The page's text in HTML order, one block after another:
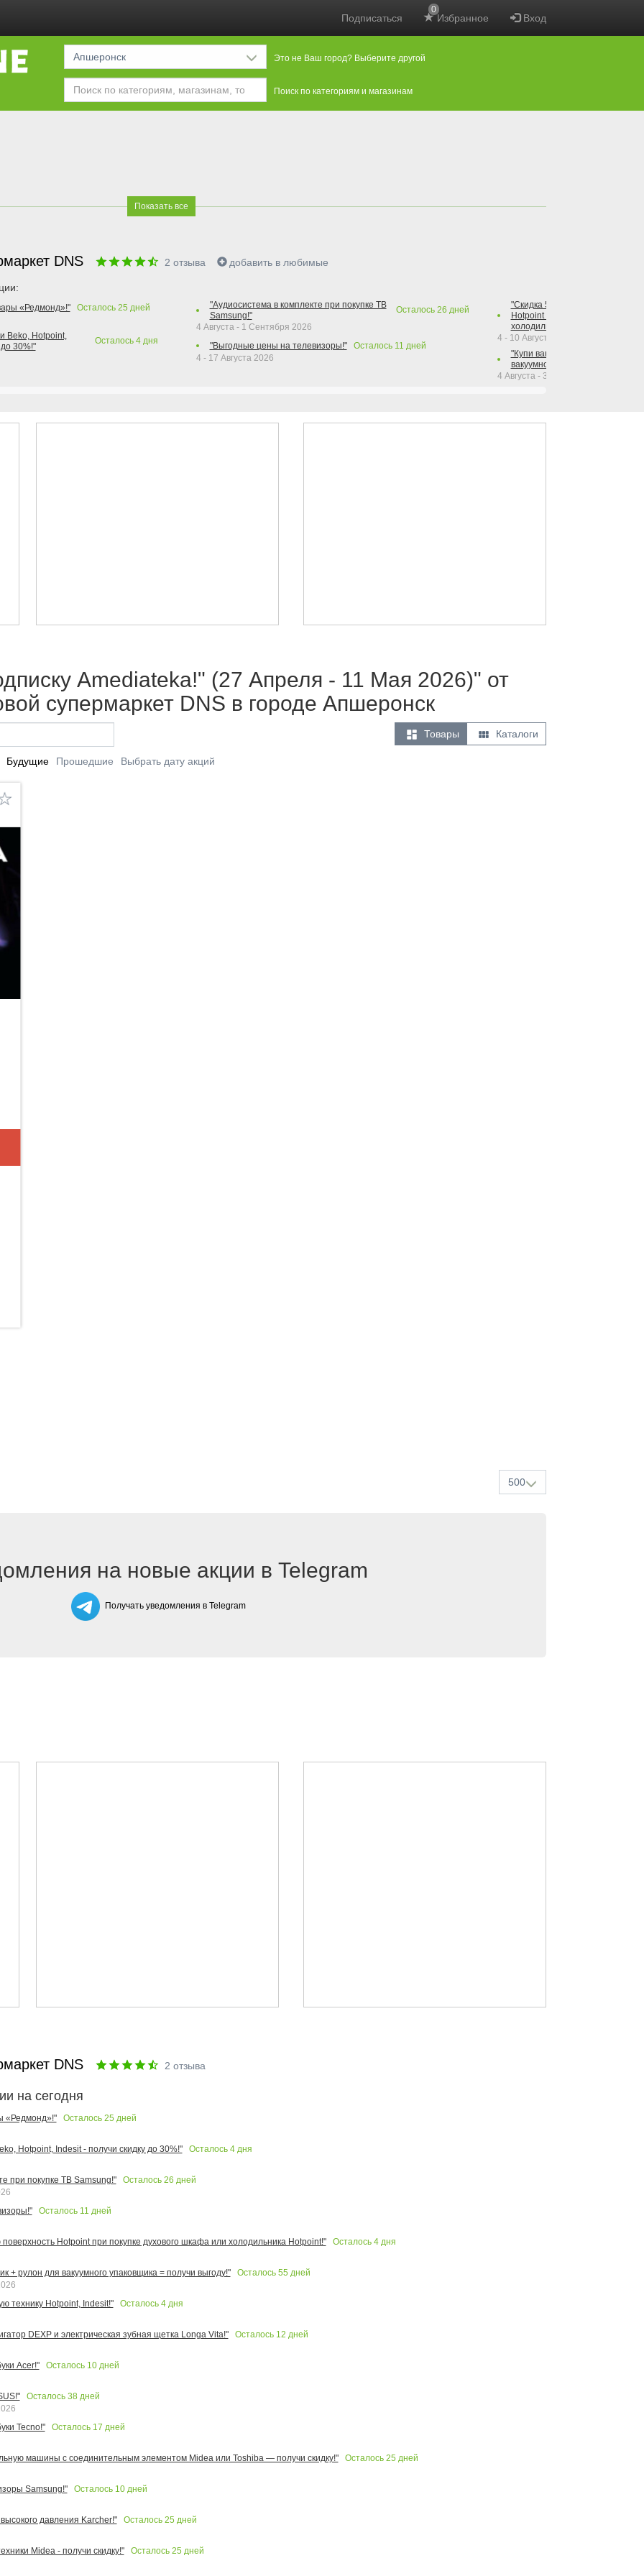
Подписаться Избранное
0
Вход
Апшеронск Это не Ваш город? Выберите другой
Поиск по категориям и магазинам
Показать все
DNS 2 отзыва добавить в любимые
«Редмонд»!" Осталось 25 дней
Beko, Hotpoint,
30%!"
Осталось 4дня
"Аудиосистема в комплекте при покупке ТВ
Samsung!"
Осталось 26 дней
4 Августа - 1 Сентября 2026
"Выгодные цены на телевизоры!"
Осталось 11 дней
4 - 17 Августа 2026
"Скидка 50% на варочную
Hotpoint при покупке духового
холодильника Hotpoint!"
4 - 10 Августа 2026
"Купи вакуумный упаковщик +
вакуумного упаковщика =
4 Августа - 30 Сентября 2026
Amediateka!" (27 Апреля - 11 Мая 2026)" от
супермаркет DNS в городе Апшеронск
 Товары  Каталоги
Будущие Прошедшие Выбрать дату акций
500
на новые акции в Telegram
Получать уведомления в Telegram
DNS 2 отзыва
на сегодня
«Редмонд»!" Осталось 25 дней
Hotpoint, Indesit - получи скидку до 30%!" Осталось 4дня
при покупке ТВ Samsung!" Осталось 26 дней
Осталось 11 дней
Hotpoint при покупке духового шкафа или холодильника Hotpoint!" Осталось 4дня
+ рулон для вакуумного упаковщика = получи выгоду!" Осталось 55 дней
технику Hotpoint, Indesit!"
Осталось 4дня
DEXP и электрическая зубная щетка Longa Vita!" Осталось 12 дней
Acer!" Осталось 10дней
Осталось 38дней
Tecno!"
Осталось 17 дней
машины с соединительным элементом Midea или Toshiba — получи скидку!" Осталось 25 дней
Samsung!" Осталось 10дней
давления Karcher!" Осталось 25 дней
Midea - получи скидку!" Осталось 25 дней